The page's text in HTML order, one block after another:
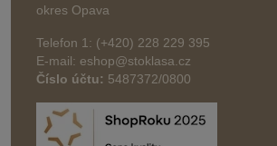
okres Opava
Telefon 1: (+420) 228 229 395
E-mail: eshop@stoklasa.cz
Číslo účtu: 5487372/0800